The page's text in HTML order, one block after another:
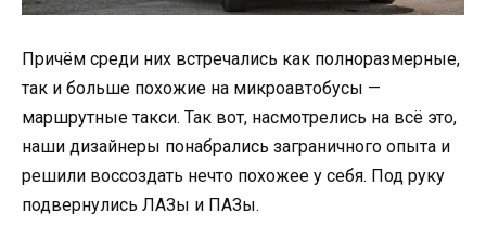
Причём среди них встречались как полноразмерные,
так и больше похожие на микроавтобусы —
маршрутные такси. Так вот, насмотрелись на всё это,
наши дизайнеры понабрались заграничного опыта и
решили воссоздать нечто похожее у себя. Под руку
подвернулись ЛАЗы и ПАЗы.